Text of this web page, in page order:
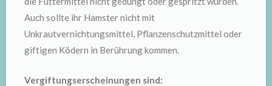
Auch sollte ihr Hamster nicht mit
Unkrautvernichtungsmittel, Pflanzenschutzmittel oder
giftigen Ködern in Berührung kommen.
Vergiftungserscheinungen sind: